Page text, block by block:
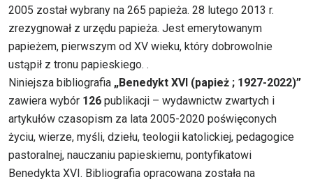
2005 został wybrany na 265 papieża. 28 lutego 2013 r.
zrezygnował z urzędu papieża. Jest emerytowanym
papieżem, pierwszym od XV wieku, który dobrowolnie
ustąpił z tronu papieskiego. .
Niniejsza bibliografia „Benedykt XVI (papież ; 1927-2022)”
zawiera wybór 126 publikacji – wydawnictw zwartych i
artykułów czasopism za lata 2005-2020 poświęconych
życiu, wierze, myśli, dziełu, teologii katolickiej, pedagogice
pastoralnej, nauczaniu papieskiemu, pontyfikatowi
Benedykta XVI. Bibliografia opracowana została na